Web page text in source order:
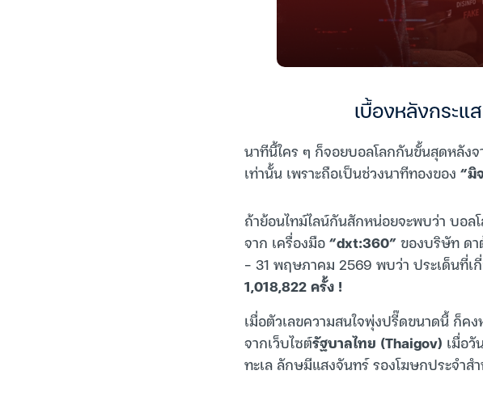
เบื้องหลังกระแ
นาทีนี้ใคร ๆ ก็จอยบอลโลกกันขั้นสุดหลัง
เท่านั้น เพราะถือเป็นช่วงนาทีทองของ “มิ
ถ้าย้อนไทม์ไลน์กันสักหน่อยจะพบว่า บอล
จาก เครื่องมือ“dxt:360”ของบริษัท ดา
– 31 พฤษภาคม 2569 พบว่า ประเด็นที่เ
1,018,822 ครั้ง !
เมื่อตัวเลขความสนใจพุ่งปรี๊ดขนาดนี้ ก็ค
จากเว็บไซต์รัฐบาลไทย (Thaigov) เมื่อ
ทะเล ลักษมีแสงจันทร์ รองโฆษกประจำส